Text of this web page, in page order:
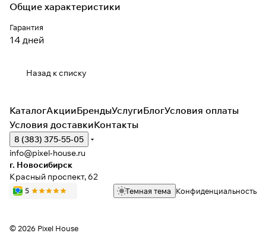
Общие характеристики
Гарантия
14 дней
Назад к списку
КаталогАкцииБрендыУслугиБлогУсловия оплаты
Условия доставкиКонтакты
8 (383) 375-55-05
info@pixel-house.ru
г. Новосибирск
Красный проспект, 62
Темная тема Конфиденциальность
© 2026 Pixel House